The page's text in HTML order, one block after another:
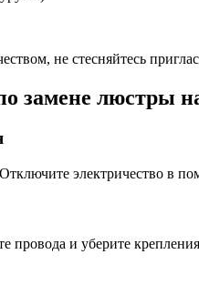
не стесняйтесь
замене люстры
электричество в
провода и уберите